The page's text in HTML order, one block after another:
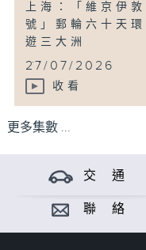
上海：「維京伊敦
號」郵輪六十天環
遊三大洲
...
27/07/2026
收看
更多集數 ...
交 通
聯 絡